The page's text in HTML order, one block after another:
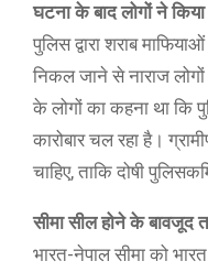
घटना के बाद लोगों ने किया
पुलिस द्वारा शराब
निकल जाने से नाराज
के लोगों का कहना था कि
कारोबार चल रहा है।
चाहिए, ताकि दोषी
सीमा सील होने के बावजूद
भारत-नेपाल सीमा को